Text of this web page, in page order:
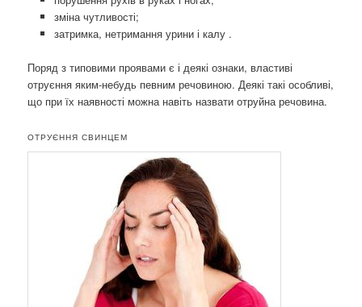
зміна чутливості;
затримка, нетримання урини і калу .
Поряд з типовими проявами є і деякі ознаки, властиві
отруєння яким-небудь певним речовиною. Деякі такі особливі,
що при їх наявності можна навіть назвати отруйна речовина.
ОТРУЄННЯ СВИНЦЕМ